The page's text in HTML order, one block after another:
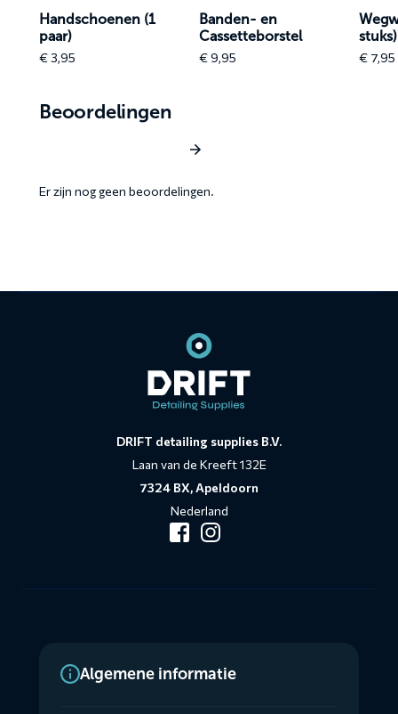
Handschoenen (1
paar)
€3,95
Banden- en
Cassetteborstel
€9,95
stuks)
€7,95
Beoordelingen
Er zijn nog geen beoordelingen.
DRIFT detailing supplies B.V.
Laan van de Kreeft 132E
7324 BX, Apeldoorn
Nederland
Algemene informatie